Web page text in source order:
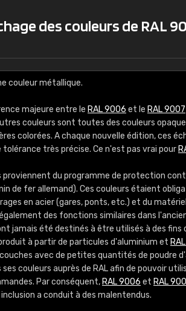
des couleurs de RAL
couleur métallique.
majeure entre le RAL 9006 et le RAL 9007
couleurs sont toutes des couleurs
colorées. A chaque nouvelle édition, ces
tolérance très précise. Ce n'est pas vrai pour
proviennent du programme de protection
de fer allemand). Ces couleurs étaient
en acier (gares, ponts, etc.) et du
des fonctions similaires dans
jamais été destinés à être utilisés à des fins
à partir de particules d'aluminium et
avec de petites quantités de poudre
couleurs auprès de RAL afin de pouvoir
Par conséquent, RAL 9006 et RAL
a conduit à des malentendus.